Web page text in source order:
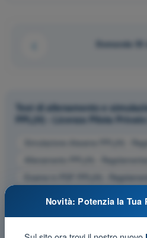
Domanda 55
Test di allenamento e
PPL(H) - Licenza Pilota Privato
Simulazione d'esame PPL(H) -
Allenamento PPL(H) -
Esame in PDF PPL(H) -
Novità: Potenzia la Tua